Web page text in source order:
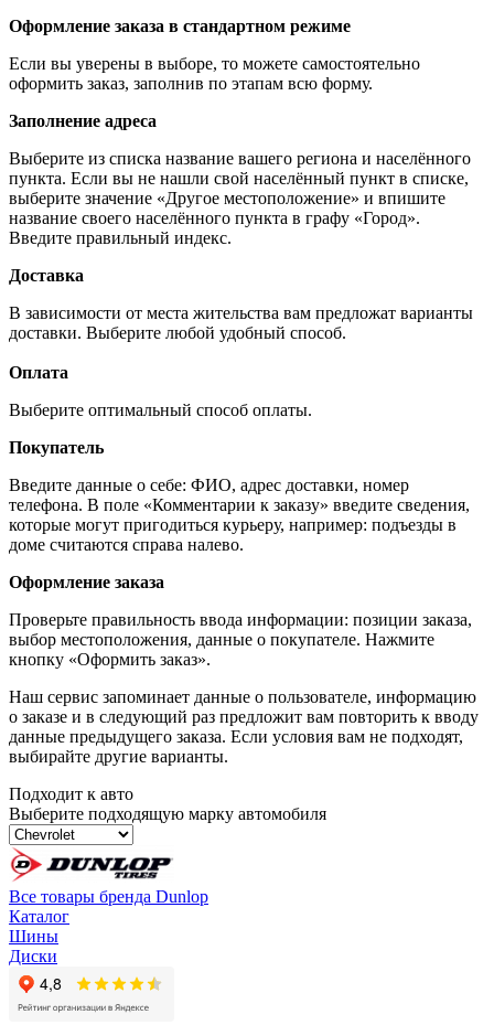
Оформление заказа в стандартном режиме
Если вы уверены в выборе, то можете самостоятельно
оформить заказ, заполнив по этапам всю форму.
Заполнение адреса
Выберите из списка название вашего региона и населённого
пункта. Если вы не нашли свой населённый пункт в списке,
выберите значение «Другое местоположение» и впишите
название своего населённого пункта в графу «Город».
Введите правильный индекс.
Доставка
В зависимости от места жительства вам предложат варианты
доставки. Выберите любой удобный способ.
Оплата
Выберите оптимальный способ оплаты.
Покупатель
Введите данные о себе: ФИО, адрес доставки, номер
телефона. В поле «Комментарии к заказу» введите сведения,
которые могут пригодиться курьеру, например: подъезды в
доме считаются справа налево.
Оформление заказа
Проверьте правильность ввода информации: позиции заказа,
выбор местоположения, данные о покупателе. Нажмите
кнопку «Оформить заказ».
Наш сервис запоминает данные о пользователе, информацию
о заказе и в следующий раз предложит вам повторить к вводу
данные предыдущего заказа. Если условия вам не подходят,
выбирайте другие варианты.
Подходит к авто
Выберите подходящую марку автомобиля
Все товары бренда Dunlop
Каталог
Шины
Диски